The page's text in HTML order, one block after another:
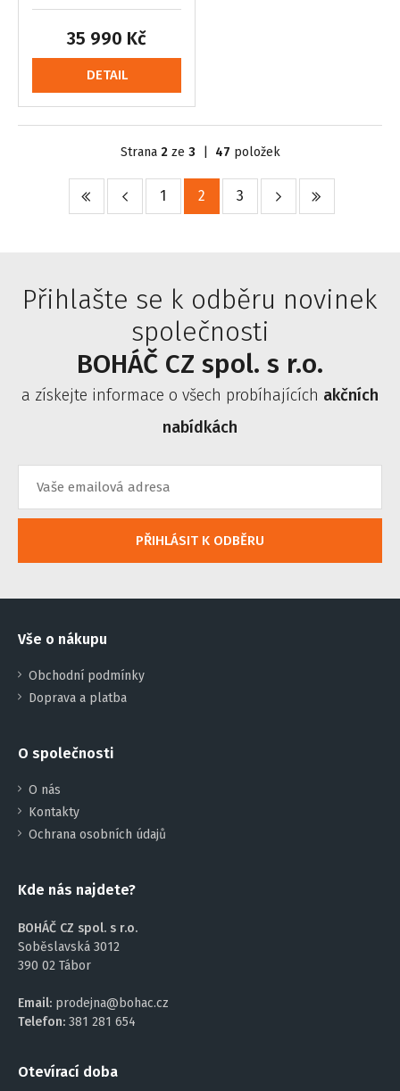
35 990 Kč
DETAIL
Strana 2ze 3 47 položek
1 2 3
Přihlašte se k odběru novinek
společnosti
BOHÁČ CZ spol. s r.o.
a získejte informace o všech probíhajících akčních
nabídkách
PŘIHLÁSIT K ODBĚRU
Vše o nákupu
Obchodní podmínky
Doprava a platba
O společnosti
O nás
Kontakty
Ochrana osobních údajů
Kde nás najdete?
BOHÁČ CZ spol. s r.o.
Soběslavská 3012
390 02 Tábor
Email: prodejna@bohac.cz
Telefon: 381 281 654
Otevírací doba